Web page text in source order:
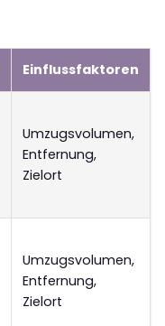
Einflussfaktoren
Umzugsvolumen,
Entfernung,
Zielort
Umzugsvolumen,
Entfernung,
Zielort